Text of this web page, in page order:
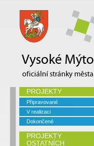
Vysoké Mýto
oficiální stránky města
PROJEKTY
Připravované
V realizaci
Dokončené
PROJEKTY
OSTATNÍCH